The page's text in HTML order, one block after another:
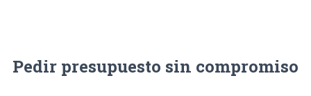
Pedir presupuesto sin compromiso